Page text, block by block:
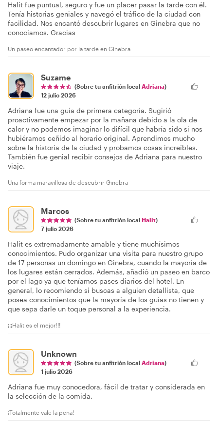
Halit fue puntual, seguro y fue un placer pasar la tarde con él.
Tenía historias geniales y navegó el tráfico de la ciudad con
facilidad. Nos encantó descubrir lugares en Ginebra que no
conocíamos. Gracias
Un paseo encantador por la tarde en Ginebra
Suzame
(Sobre tu anfitrión local Adriana)
12 julio 2026
Adriana fue una guía de primera categoría. Sugirió
proactivamente empezar por la mañana debido a la ola de
calor y no podemos imaginar lo difícil que habría sido si nos
hubiéramos ceñido al horario original. Aprendimos mucho
sobre la historia de la ciudad y probamos cosas increíbles.
También fue genial recibir consejos de Adriana para nuestro
viaje.
Una forma maravillosa de descubrir Ginebra
Marcos
(Sobre tu anfitrión local Halit)
7 julio 2026
Halit es extremadamente amable y tiene muchísimos
conocimientos. Pudo organizar una visita para nuestro grupo
de 17 personas un domingo en Ginebra, cuando la mayoría de
los lugares están cerrados. Además, añadió un paseo en barco
por el lago ya que teníamos pases diarios del hotel. En
general, lo recomiendo si buscas a alguien detallista, que
posea conocimientos que la mayoría de los guías no tienen y
que sepa darle un toque personal a la experiencia.
¡¡¡Halit es el mejor!!!
Unknown
(Sobre tu anfitrión local Adriana)
1 julio 2026
Adriana fue muy conocedora, fácil de tratar y considerada en
la selección de la comida.
¡Totalmente vale la pena!